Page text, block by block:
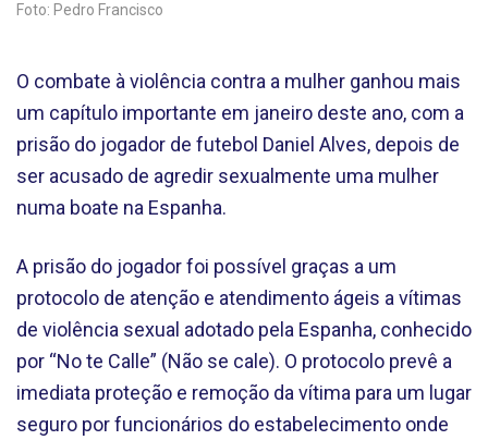
Foto: Pedro Francisco
O combate à violência contra a mulher ganhou mais
um capítulo importante em janeiro deste ano, com a
prisão do jogador de futebol Daniel Alves, depois de
ser acusado de agredir sexualmente uma mulher
numa boate na Espanha.
A prisão do jogador foi possível graças a um
protocolo de atenção e atendimento ágeis a vítimas
de violência sexual adotado pela Espanha, conhecido
por “No te Calle” (Não se cale). O protocolo prevê a
imediata proteção e remoção da vítima para um lugar
seguro por funcionários do estabelecimento onde